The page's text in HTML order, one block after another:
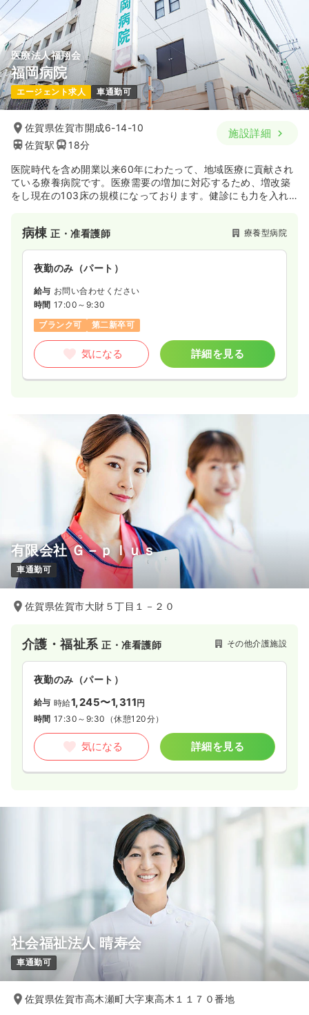
医療法人福翔会
福岡病院
エージェント求人 車通勤可
佐賀県佐賀市開成6-14-10
佐賀駅
18分
施設詳細
医院時代を含め開業以来60年にわたって、地域医療に貢献され
ている療養病院です。医療需要の増加に対応するため、増改築
をし現在の103床の規模になっております。健診にも力を入れ
としては、予防から治療・介護に至るまで、地域に根ざして幅
広い医療・介護サービスを提供されています。
病棟正・准看護師 療養型病院
夜勤のみ（パート）
給与 お問い合わせください
時間 17:00～9:30
ブランク可
第二新卒可
気になる 詳細を見る
有限会社 Ｇ－ｐｌｕｓ
車通勤可
佐賀県佐賀市大財５丁目１－２０
介護・福祉系正・准看護師 その他介護施設
夜勤のみ（パート）
給与 時給1,245〜1,311円
時間 17:30～9:30 （休憩120分）
気になる 詳細を見る
社会福祉法人 晴寿会
車通勤可
佐賀県佐賀市高木瀬町大字東高木１１７０番地